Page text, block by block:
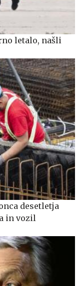
letalo, našli
desetletja
in vozil